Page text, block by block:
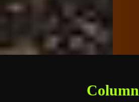
Column